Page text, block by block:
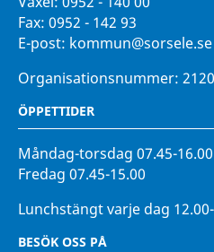
Fax: 0952 - 142 93
E-post: kommun@sorsele.se
Organisationsnummer:
ÖPPETTIDER
Måndag-torsdag 07.45-16.00
Fredag 07.45-15.00
Lunchstängt varje dag
BESÖK OSS PÅ